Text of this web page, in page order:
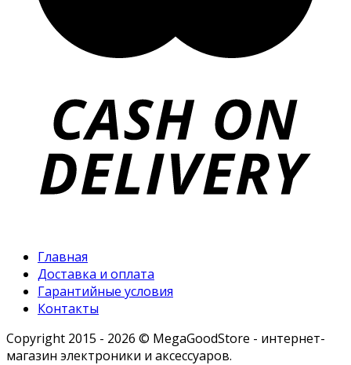
Главная
Доставка и оплата
Гарантийные условия
Контакты
Copyright 2015 - 2026 © MegaGoodStore - интернет-
магазин электроники и аксессуаров.